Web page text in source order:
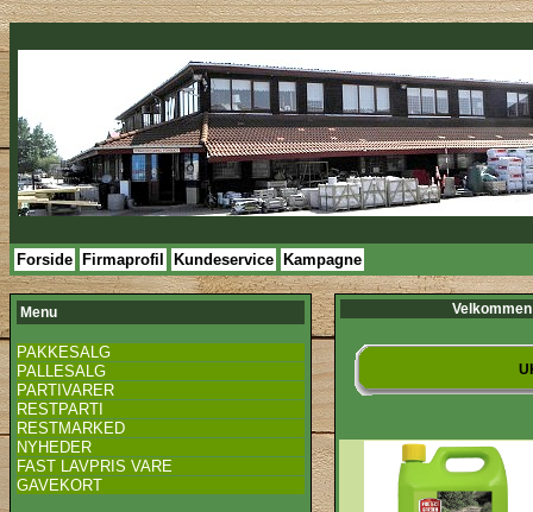
Forside Firmaprofil Kundeservice Kampagne
Menu
PAKKESALG
PALLESALG
PARTIVARER
RESTPARTI
RESTMARKED
NYHEDER
FAST LAVPRIS VARE
GAVEKORT